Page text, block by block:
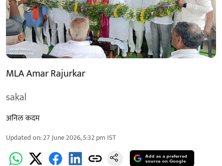
MLA Amar Rajurkar
sakal
अनिल कदम
Updated on:27 June 2026, 5:32 pm IST
Add as a preferred
source on Google